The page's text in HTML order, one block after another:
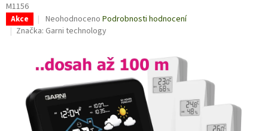
M1156
Akce
Průměrné
hodnocení
0,0
z
5
hvězdiček.
Neohodnoceno Podrobnosti hodnocení
Značka: Garni technology